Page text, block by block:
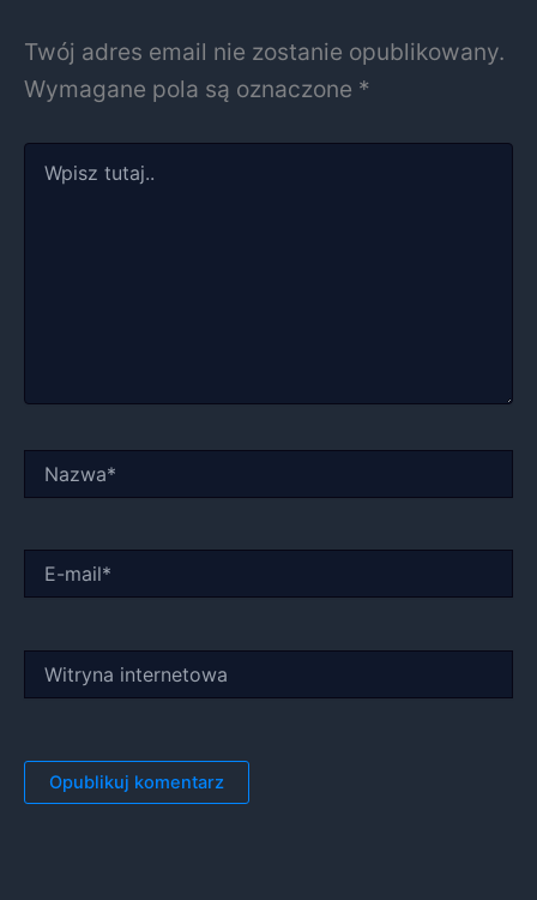
Twój adres email nie zostanie opublikowany.
Wymagane pola są oznaczone *
tutaj..
mail*
internetowa